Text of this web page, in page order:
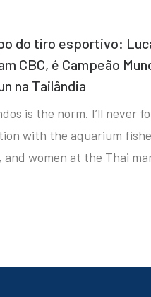
do tiro esportivo:
CBC, é Campeão
na Tailândia
is the norm. I’ll never
with the aquarium
and women at the Thai